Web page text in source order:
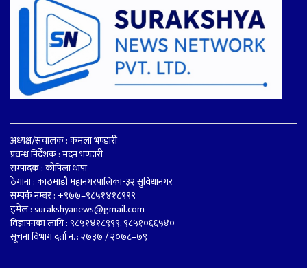
अध्यक्ष/संचालक : कमला भण्डारी
प्रवन्ध निर्देशक : मदन भण्डारी
सम्पादक : कोपिला थापा
ठेगाना : काठमाडौं महानगरपालिका-३२ सुविधानगर
सम्पर्क नम्बर : +९७७–९८५१४१८९९९
इमेल :surakshyanews@gmail.com
विज्ञापनका लागि : ९८५१४१८९९९, ९८५१०६६५४०
सूचना विभाग दर्ता नं. : २७३७ / २०७८–७९